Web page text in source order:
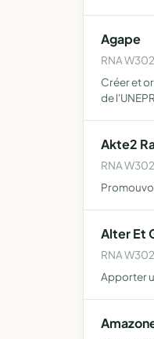
Agape
RNA
Créer et
de
Akte2
RNA
Alter Et
RNA
Apporter